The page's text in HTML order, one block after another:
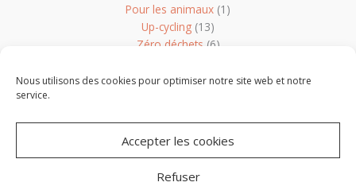
Nous utilisons des cookies pour optimiser notre site web et notre
service.
Accepter les cookies
Refuser
Pour les animaux (1)
Up-cycling (13)
Zéro déchets (6)
Copyright © 2026 Les Créateurs de Vendée -